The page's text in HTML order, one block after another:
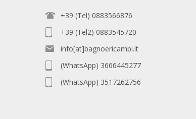
+39 (Tel) 0883566876
+39 (Tel2) 0883545720
info[at]bagnoericambi.it
(WhatsApp) 3666445277
(WhatsApp) 3517262756